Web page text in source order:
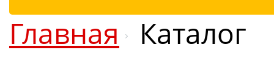
Главная Каталог